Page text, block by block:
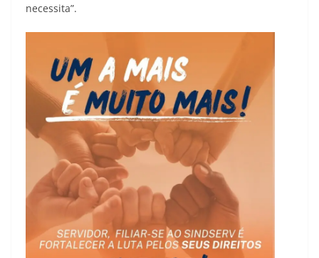
necessita”.